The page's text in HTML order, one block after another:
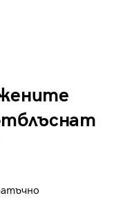
Wine – Какво